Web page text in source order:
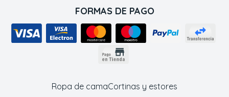
FORMAS DE PAGO
Ropa de camaCortinas y estores